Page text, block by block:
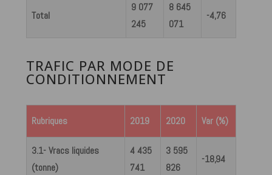
Total
9 077
245
8 645
071
-4,76
TRAFIC PAR MODE DE
CONDITIONNEMENT
Rubriques 2019 2020 Var (%)
3.1- Vracs liquides
(tonne)
4 435
741
3 595
826
-18,94